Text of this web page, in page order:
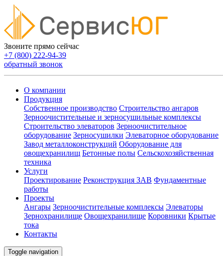
Звоните прямо сейчас
+7 (800) 222-94-39
обратный звонок
О компании
Продукция
Собственное производство Строительство ангаров
Зерноочистительные и зерносушильные комплексы
Строительство элеваторов Зерноочистительное
оборудование Зерносушилки Элеваторное оборудование
Завод металлоконструкций Оборудование для
овощехранилищ Бетонные полы Сельскохозяйственная
техника
Услуги
Проектирование Реконструкция ЗАВ Фундаментные
работы
Проекты
Ангары Зерноочистительные комплексы Элеваторы
Зернохранилище Овощехранилищe Коровники Крытые
тока
Контакты
Toggle navigation